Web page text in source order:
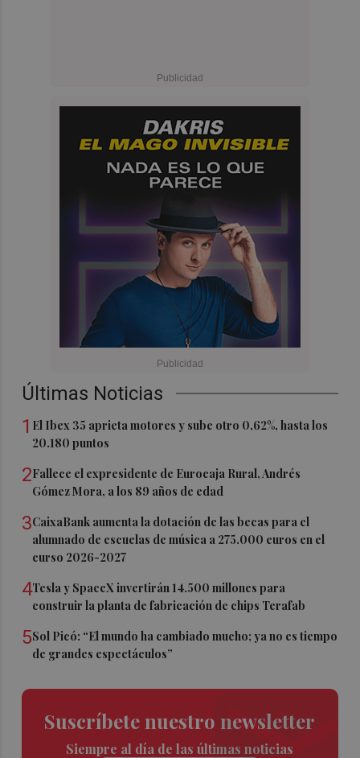
Últimas Noticias
1 El Ibex 35 aprieta motores y sube otro 0,62%, hasta los
20.180 puntos
2Fallece el expresidente de Eurocaja Rural, Andrés
Gómez Mora, a los 89 años de edad
3CaixaBank aumenta la dotación de las becas para el
alumnado de escuelas de música a 275.000 euros en el
curso 2026-2027
4Tesla y SpaceX invertirán 14.500 millones para
construir la planta de fabricación de chips Terafab
5Sol Picó: “El mundo ha cambiado mucho; ya no es tiempo
de grandes espectáculos”
Suscríbete nuestro newsletter
Siempre al día de las últimas noticias